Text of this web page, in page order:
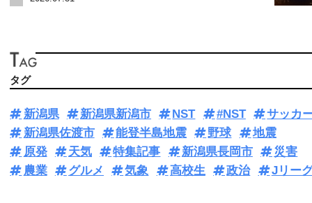
タグ
新潟県 新潟県新潟市 NST #NST
サッカ
新潟県佐渡市
能登半島地震 野球
地震
原発
天気 特集記事 新潟県長岡市
災害
農業
グルメ 気象 高校生 政治 Jリー